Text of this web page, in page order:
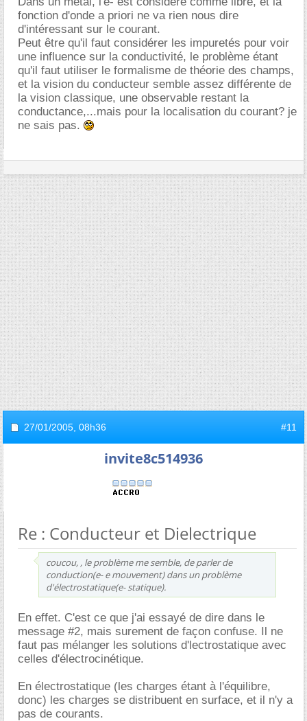
fonction d'onde a priori ne va rien nous dire
d'intéressant sur le courant.
Peut être qu'il faut considérer les impuretés pour voir
une influence sur la conductivité, le problème étant
qu'il faut utiliser le formalisme de théorie des champs,
et la vision du conducteur semble assez différente de
la vision classique, une observable restant la
conductance,...mais pour la localisation du courant? je
ne sais pas.
27/01/2005, 08h36 #11
invite8c514936
Re : Conducteur et Dielectrique
coucou, , le problème me semble, de parler de
conduction(e- e mouvement) dans un problème
d'électrostatique(e- statique).
En effet. C'est ce que j'ai essayé de dire dans le
message #2, mais surement de façon confuse. Il ne
faut pas mélanger les solutions d'lectrostatique avec
celles d'électrocinétique.
En électrostatique (les charges étant à l'équilibre,
donc) les charges se distribuent en surface, et il n'y a
pas de courants.